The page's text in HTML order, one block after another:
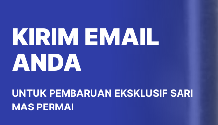
KIRIM EMAIL
ANDA
UNTUK PEMBARUAN EKSKLUSIF SARI
MAS PERMAI